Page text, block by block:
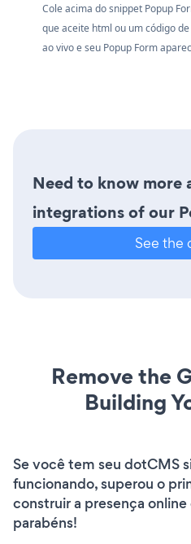
Cole acima do snippet Popup
que aceite html ou um código
ao vivo e seu Popup Form
Need to know more
integrations of our
See the
Remove the
Building
Se você tem seu dotCMS
funcionando, superou o
construir a presença online
parabéns!